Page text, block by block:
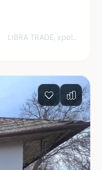
kotolňa.